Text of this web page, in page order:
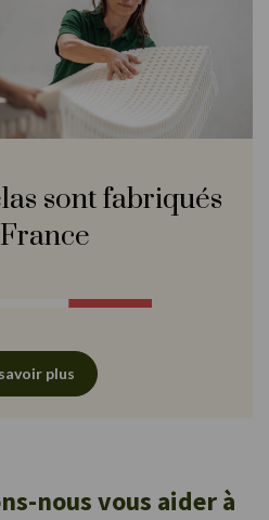
sont fabriqués
plus
nous vous aider à